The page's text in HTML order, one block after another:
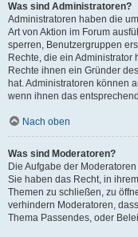
Was sind Administratoren?
Administratoren haben die
Art von Aktion im Forum
sperren, Benutzergruppen
Rechte, die ein
Rechte ihnen ein Gründer
hat. Administratoren können
wenn ihnen das
Nach oben
Was sind Moderatoren?
Die Aufgabe der
Sie haben das Recht, in
Themen zu schließen, zu
verhindern Moderatoren,
Thema Passendes, oder